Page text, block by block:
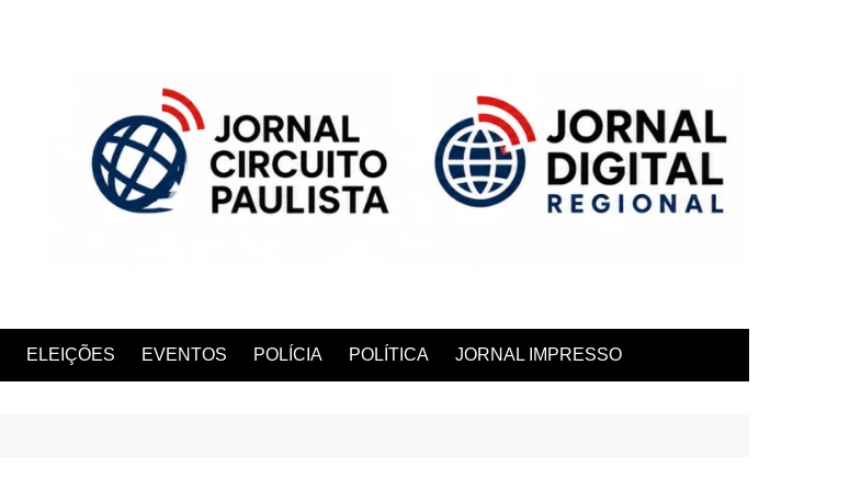
ELEIÇÕES EVENTOS POLÍCIA POLÍTICA JORNAL IMPRESSO